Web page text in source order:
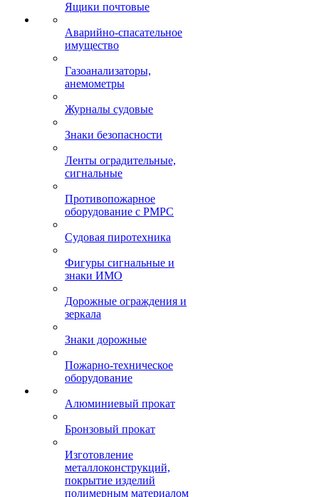
Ящики почтовые
Аварийно-спасательное
имущество
Газоанализаторы,
анемометры
Журналы судовые
Знаки безопасности
Ленты оградительные,
сигнальные
Противопожарное
оборудование с РМРС
Судовая пиротехника
Фигуры сигнальные и
знаки ИМО
Дорожные ограждения и
зеркала
Знаки дорожные
Пожарно-техническое
оборудование
Алюминиевый прокат
Бронзовый прокат
Изготовление
металлоконструкций,
покрытие изделий
полимерным материалом